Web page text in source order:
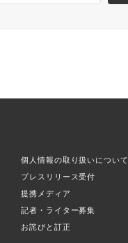
個人情報の取り扱いについて
プレスリリース受付
提携メディア
記者・ライター募集
お詫びと訂正